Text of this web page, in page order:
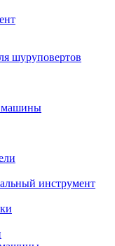
шуруповертов
машины
инструмент